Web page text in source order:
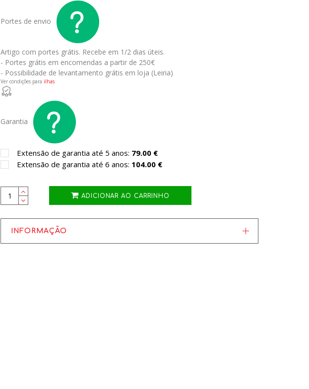
Portes de envio
Artigo com portes grátis. Recebe em 1/2 dias úteis.
- Portes grátis em encomendas a partir de 250€
- Possibilidade de levantamento grátis em loja (Leiria)
Ver condições para ilhas
Garantia
Extensão de garantia até 5 anos: 79.00 €
Extensão de garantia até 6 anos: 104.00 €
ADICIONAR AO CARRINHO
INFORMAÇÃO